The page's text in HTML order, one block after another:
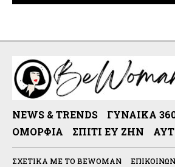
NEWS & TRENDS ΓΥΝΑΊΚΑ
ΟΜΟΡΦΙΆ
ΣΠΊΤΙ ΕΥ ΖΗΝ
ΣΧΕΤΙΚΆ ΜΕ ΤΟ BEWOMAN